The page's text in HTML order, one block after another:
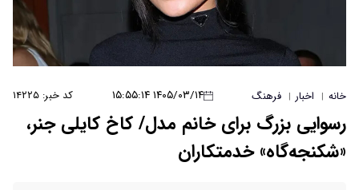
خانه | اخبار | فرهنگ ۱۴۰۵/۰۳/۱۴ ۱۵:۵۵:۱۴ کد خبر: ۱۴۲۲۵
رسوایی بزرگ برای خانم مدل/ کاخ کایلی جنر،
«شکنجه‌گاه» خدمتکاران